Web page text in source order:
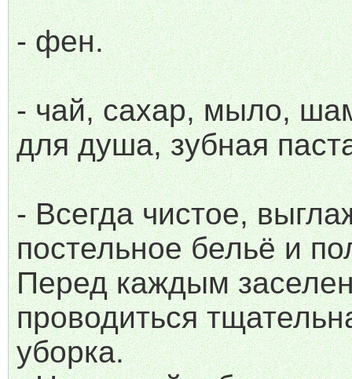
- фен.
- чай, сахар, мыло,
для душа, зубная
- Всегда чистое,
постельное бельё и
Перед каждым
проводиться
уборка.